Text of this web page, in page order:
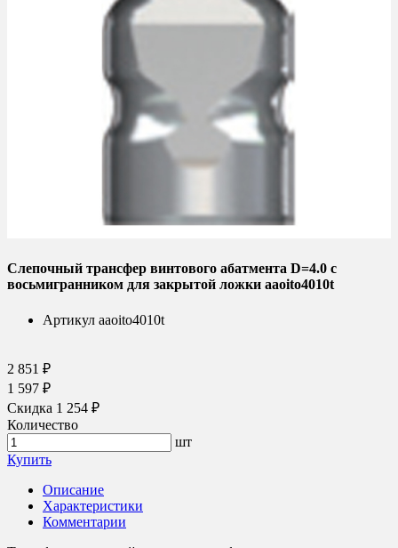
Слепочный трансфер винтового абатмента D=4.0 с
восьмигранником для закрытой ложки aaoito4010t
Артикул aaoito4010t
2 851 ₽
1 597 ₽
Скидка 1 254 ₽
Количество
шт
Купить
Описание
Характеристики
Комментарии